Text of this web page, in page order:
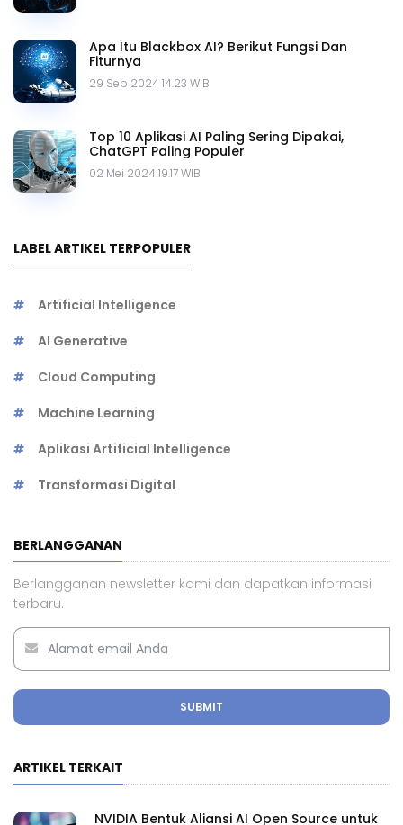
Apa Itu Blackbox AI? Berikut Fungsi Dan
Fiturnya
29 Sep 2024 14.23 WIB
Top 10 Aplikasi AI Paling Sering Dipakai,
ChatGPT Paling Populer
02 Mei 2024 19.17 WIB
LABEL ARTIKEL TERPOPULER
Artificial Intelligence
AI Generative
Cloud Computing
Machine Learning
Aplikasi Artificial Intelligence
Transformasi Digital
BERLANGGANAN
Berlangganan newsletter kami dan dapatkan informasi
terbaru.
SUBMIT
ARTIKEL TERKAIT
NVIDIA Bentuk Aliansi AI Open Source untuk